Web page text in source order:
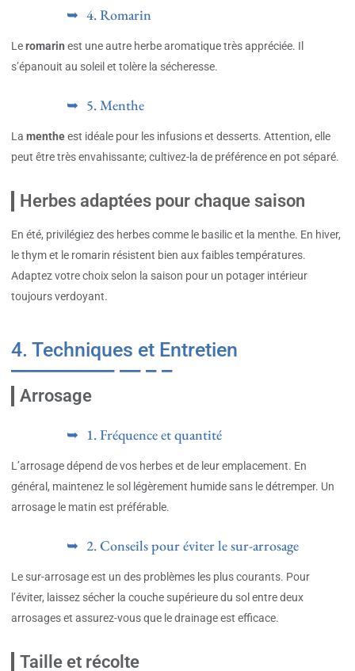
4. Romarin
Leromarin est une autre herbe aromatique très appréciée. Il
s’épanouit au soleil et tolère la sécheresse.
5. Menthe
La mentheest idéale pour les infusions et desserts. Attention, elle
peut être très envahissante; cultivez-la de préférence en pot séparé.
Herbes adaptées pour chaque saison
En été, privilégiez des herbes comme le basilic et la menthe. En hiver,
le thym et le romarin résistent bien aux faibles températures.
Adaptez votre choix selon la saison pour un potager intérieur
toujours verdoyant.
4. Techniques et Entretien
Arrosage
1. Fréquence et quantité
L’arrosage dépend de vos herbes et de leur emplacement. En
général, maintenez le sol légèrement humide sans le détremper. Un
arrosage le matin est préférable.
2. Conseils pour éviter le sur-arrosage
Le sur-arrosage est un des problèmes les plus courants. Pour
l’éviter, laissez sécher la couche supérieure du sol entre deux
arrosages et assurez-vous que le drainage est efficace.
Taille et récolte